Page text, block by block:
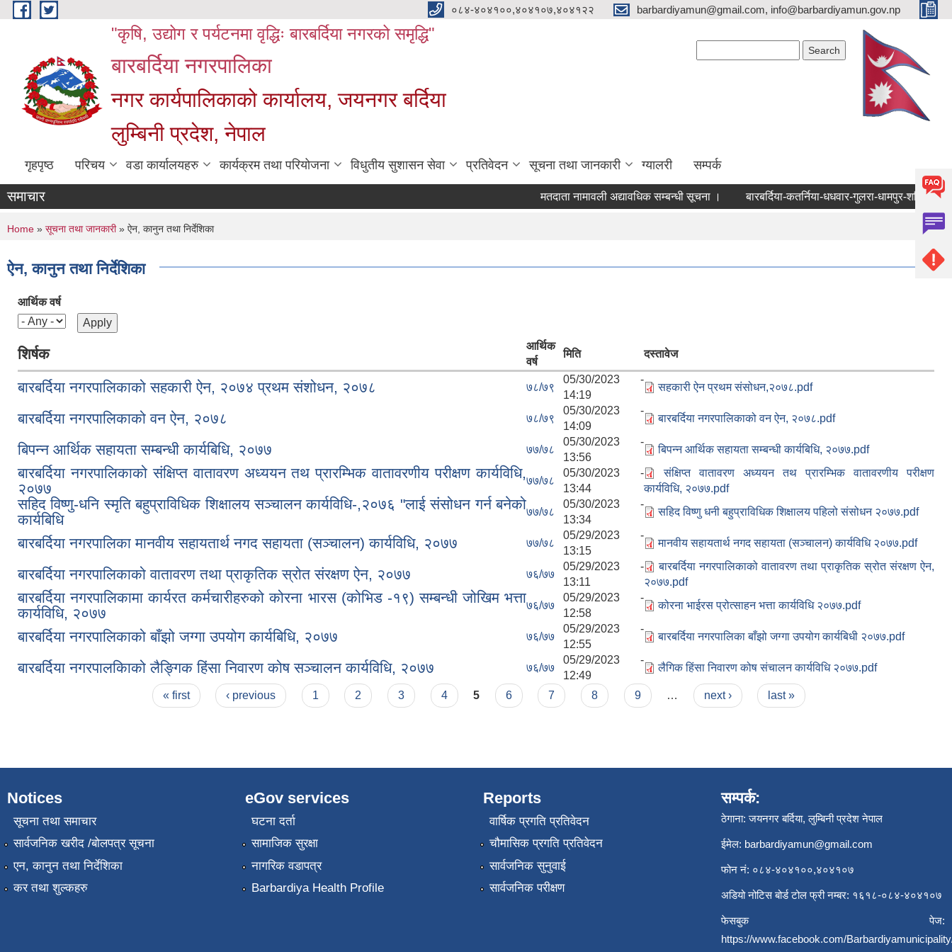
Skip to main content ०८४-४०४१००,४०४१०७,४०४१२२ barbardiyamun@gmail.com, info@barbardiyamun.gov.np
"कृषि, उद्योग र पर्यटनमा वृद्धिः बारबर्दिया नगरको समृद्धि"
बारबर्दिया नगरपालिका
नगर कार्यपालिकाको कार्यालय, जयनगर बर्दिया
लुम्बिनी प्रदेश, नेपाल
गृहपृष्ठ परिचय वडा कार्यालयहरु कार्यक्रम तथा परियोजना विधुतीय सुशासन सेवा प्रतिवेदन सूचना तथा जानकारी ग्यालरी सम्पर्क
समाचार मतदाता नामावली अद्यावधिक सम्बन्धी सूचना । बारबर्दिया-कतर्निया-धधवार-गुलरा-धामपुर-
You are here
Home » सूचना तथा जानकारी» ऐन, कानुन तथा निर्देशिका
ऐन, कानुन तथा निर्देशिका
आर्थिक वर्ष
शिर्षक
आर्थिक
वर्ष
मिति दस्तावेज
बारबर्दिया नगरपालिकाको सहकारी ऐन, २०७४ प्रथम संशोधन, २०७८ ७८/७९
05/30/2023 -
14:19
सहकारी ऐन प्रथम संसोधन,२०७८.pdf
बारबर्दिया नगरपालिकाको वन ऐन, २०७८ ७८/७९
05/30/2023 -
14:09
बारबर्दिया नगरपालिकाको वन ऐन, २०७८.pdf
बिपन्न आर्थिक सहायता सम्बन्धी कार्यबिधि, २०७७ ७७/७८
05/30/2023 -
13:56
बिपन्न आर्थिक सहायता सम्बन्धी कार्यबिधि, २०७७.pdf
बारबर्दिया नगरपालिकाको संक्षिप्त वातावरण अध्ययन तथ प्रारम्भिक वातावरणीय परीक्षण कार्यविधि,
२०७७
७७/७८
05/30/2023 -
13:44
संक्षिप्त वातावरण अध्ययन तथ प्रारम्भिक वातावरणीय परीक्षण
कार्यविधि, २०७७.pdf
सहिद विष्णु-धनि स्मृति बहुप्राविधिक शिक्षालय सञ्चालन कार्यविधि-,२०७६ "लाई संसोधन गर्न बनेको
कार्यबिधि
७७/७८
05/30/2023 -
13:34
सहिद विष्णु धनी बहुप्राविधिक शिक्षालय पहिलो संसोधन २०७७.pdf
बारबर्दिया नगरपालिका मानवीय सहायतार्थ नगद सहायता (सञ्चालन) कार्यविधि, २०७७ ७७/७८
05/29/2023 -
13:15
मानवीय सहायतार्थ नगद सहायता (सञ्चालन) कार्यविधि २०७७.pdf
बारबर्दिया नगरपालिकाको वातावरण तथा प्राकृतिक स्रोत संरक्षण ऐन, २०७७ ७६/७७
05/29/2023 -
13:11
बारबर्दिया नगरपालिकाको वातावरण तथा प्राकृतिक स्रोत संरक्षण ऐन,
२०७७.pdf
बारबर्दिया नगरपालिकामा कार्यरत कर्मचारीहरुको कोरना भारस (कोभिड -१९) सम्बन्धी जोखिम भत्ता
कार्यविधि, २०७७
७६/७७
05/29/2023 -
12:58
कोरना भाईरस प्रोत्साहन भत्ता कार्यविधि २०७७.pdf
बारबर्दिया नगरपालिकाको बाँझो जग्गा उपयोग कार्यबिधि, २०७७ ७६/७७
05/29/2023 -
12:55
बारबर्दिया नगरपालिका बाँझो जग्गा उपयोग कार्यबिधी २०७७.pdf
बारबर्दिया नगरपालकिाको लैङ्गिक हिंसा निवारण कोष सञ्चालन कार्यविधि, २०७७ ७६/७७
05/29/2023 -
12:49
लै‌गिक हिंसा निवारण कोष संचालन कार्यविधि २०७७.pdf
« first ‹ previous 1 2 3 4 5 6 7 8 9 … next › last »
Notices
सूचना तथा समाचार
सार्वजनिक खरीद /बोलपत्र सूचना
एन, कानुन तथा निर्देशिका
कर तथा शुल्कहरु
eGov services
घटना दर्ता
सामाजिक सुरक्षा
नागरिक वडापत्र
Barbardiya Health Profile
Reports
वार्षिक प्रगति प्रतिवेदन
चौमासिक प्रगति प्रतिवेदन
सार्वजनिक सुनुवाई
सार्वजनिक परीक्षण
सम्पर्क:
ठेगाना: जयनगर बर्दिया, लुम्बिनी प्रदेश नेपाल
ईमेल: barbardiyamun@gmail.com
फोन नं: ०८४-४०४१००,४०४१०७
अडियो नोटिस बोर्ड टोल फ्री नम्बर: १६१८-०८४-४०४१०७
फेसबुक पेज:
https://www.facebook.com/